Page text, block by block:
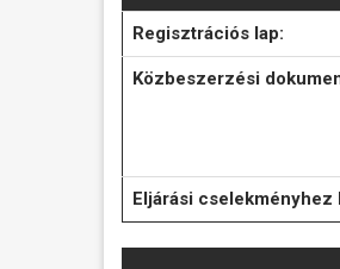
Regisztrációs lap:
Közbeszerzési
Eljárási